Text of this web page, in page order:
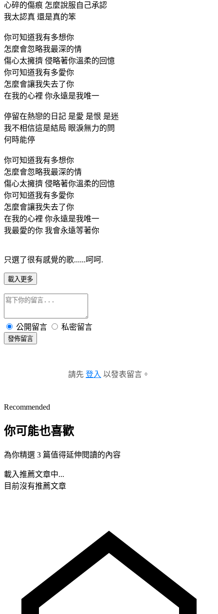
心碎的傷痕 怎麼說服自己承認
我太認真 還是真的笨
你可知道我有多想你
怎麼會忽略我最深的情
傷心太擁擠 侵略著你溫柔的回憶
你可知道我有多愛你
怎麼會讓我失去了你
在我的心裡 你永遠是我唯一
停留在熱戀的日記 是愛 是恨 是迷
我不相信這是結局 眼淚無力的問
何時能停
你可知道我有多想你
怎麼會忽略我最深的情
傷心太擁擠 侵略著你溫柔的回憶
你可知道我有多愛你
怎麼會讓我失去了你
在我的心裡 你永遠是我唯一
我最愛的你 我會永遠等著你
只選了很有感覺的歌......呵呵.
載入更多
公開留言 私密留言
發佈留言
請先 登入 以發表留言。
Recommended
你可能也喜歡
為你精選 3 篇值得延伸閱讀的內容
載入推薦文章中...
目前沒有推薦文章